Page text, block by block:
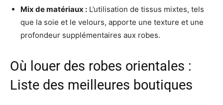
Mix de matériaux : L’utilisation de tissus mixtes, tels
que la soie et le velours, apporte une texture et une
profondeur supplémentaires aux robes.
Où louer des robes orientales :
Liste des meilleures boutiques